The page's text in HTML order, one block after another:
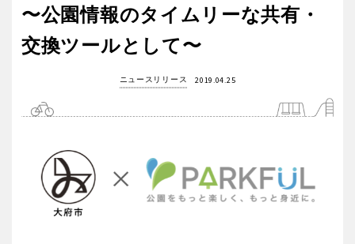
テニスコート 紅葉の名所 バーベキュー
カフェ・レストラン ランニングコース
歴史・文化財 日本庭園 紅葉の美しい公園
さくら名所100公園
洋式庭園 ドッグラン
Pickup 花の名所 プレーパーク 美術館 公園グルメ
インクルーシブパーク 屋根付き遊び場 花菖蒲 キャンプ場
福島
自然が豊か 梅・桜の名所
景色が良い 水遊び
サッカー・フットサル
歴史・文化財 日本庭園
紅葉の美しい公園 さくら名所100公園
〜公園情報のタイムリーな共有・
交換ツールとして〜
ニュースリリース 2019.04.25